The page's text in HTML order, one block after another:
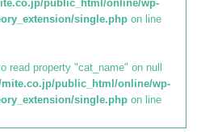
public_html/online/wp-
single.php on line
read property "cat_name" on null
public_html/online/wp-
single.php on line